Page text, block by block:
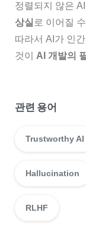
정렬되지 않은
상실로 이어질
따라서 AI가 인
것이 AI 개발의
관련 용어
Trustworthy AI
Hallucination
RLHF